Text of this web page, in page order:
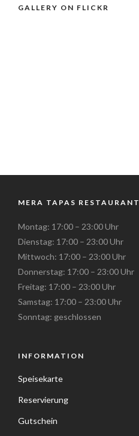
GALLERY ON FLICKR
MERA TAPAS RESTAURANT
Montag: 17:00 – 23:00 Uhr
Dienstag: 17:00 – 23:00 Uhr
Mittwoch: 17:00 – 23:00 Uhr
Donnerstag: 17:00 – 23:00 Uhr
Freitag: 17:00 – 23:00 Uhr
Samstag: 17:00 – 23:00 Uhr
Sonntag: geschlossen
INFORMATION
Speisekarte
Reservierung
Gutschein